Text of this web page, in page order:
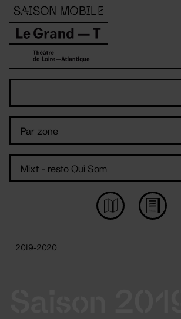
Panneau de gestion des cookies